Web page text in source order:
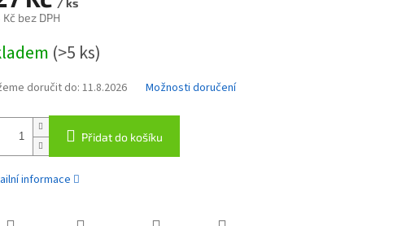
/ ks
Kč bez DPH
(>5 ks)
doručit do:11.8.2026 Možnosti doručení
Přidat do košíku
informace